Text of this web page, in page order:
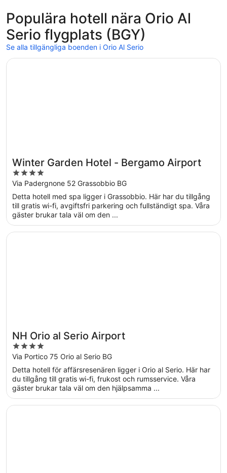
4
dagar
Populära hotell nära Orio Al
Serio flygplats (BGY)
Se alla tillgängliga boenden i Orio Al Serio
Winter Garden Hotel - Bergamo Airport
4
out
of
5
Via Padergnone 52 Grassobbio BG
Detta hotell med spa ligger i Grassobbio. Här har du tillgång
till gratis wi-fi, avgiftsfri parkering och fullständigt spa. Våra
gäster brukar tala väl om den ...
Öppnas i ett nytt fönster
Winter Garden Hotel - Bergamo Airport
NH Orio al Serio Airport
4
out
of
5
Via Portico 75 Orio al Serio BG
Detta hotell för affärsresenären ligger i Orio al Serio. Här har
du tillgång till gratis wi-fi, frukost och rumsservice. Våra
gäster brukar tala väl om den hjälpsamma ...
Öppnas i ett nytt fönster
NH Orio al Serio Airport
Öppnas i ett nytt fönster
Stile Libero